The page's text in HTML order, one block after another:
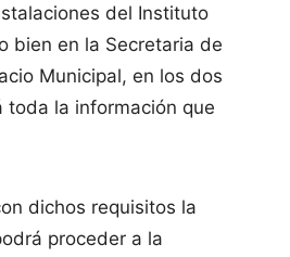
del Instituto
bien en la Secretaria de
Municipal, en los dos
toda la información que
dichos requisitos la
proceder a la